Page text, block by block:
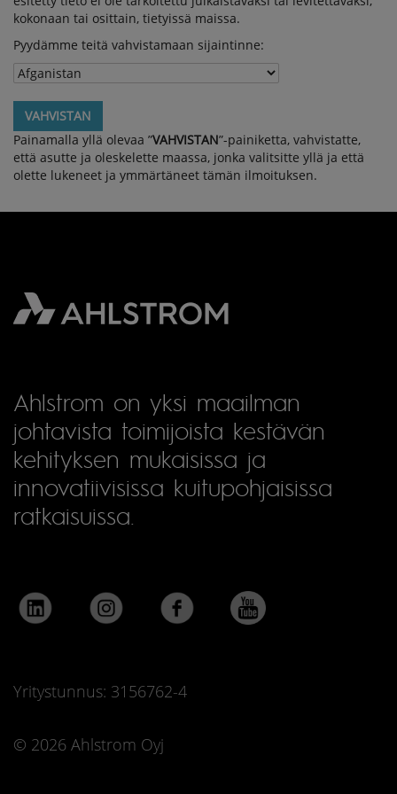
kokonaan tai osittain, tietyissä maissa.
Pyydämme teitä vahvistamaan sijaintinne:
VAHVISTAN
Painamalla yllä olevaa ”VAHVISTAN”-painiketta, vahvistatte,
että asutte ja oleskelette maassa, jonka valitsitte yllä ja että
olette lukeneet ja ymmärtäneet tämän ilmoituksen.
Ahlstrom on yksi maailman
johtavista toimijoista kestävän
kehityksen mukaisissa ja
innovatiivisissa kuitupohjaisissa
ratkaisuissa.
Yritystunnus: 3156762-4
© 2026 Ahlstrom Oyj